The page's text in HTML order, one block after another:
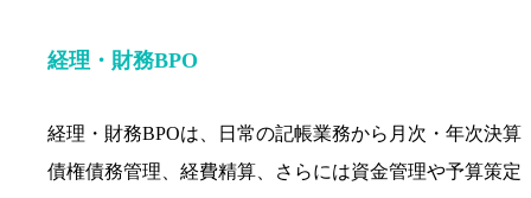
経理・財務BPO
経理・財務BPOは、日常の記帳業務から月次・年次決算
債権債務管理、経費精算、さらには資金管理や予算策定